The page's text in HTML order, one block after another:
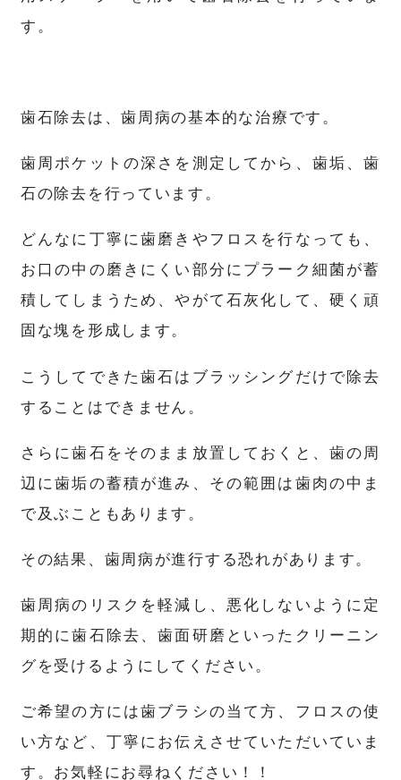
す。
歯石除去は、歯周病の基本的な治療です。
歯周ポケットの深さを測定してから、歯垢、歯
石の除去を行っています。
どんなに丁寧に歯磨きやフロスを行なっても、
お口の中の磨きにくい部分にプラーク細菌が蓄
積してしまうため、やがて石灰化して、硬く頑
固な塊を形成します。
こうしてできた歯石はブラッシングだけで除去
することはできません。
さらに歯石をそのまま放置しておくと、歯の周
辺に歯垢の蓄積が進み、その範囲は歯肉の中ま
で及ぶこともあります。
その結果、歯周病が進行する恐れがあります。
歯周病のリスクを軽減し、悪化しないように定
期的に歯石除去、歯面研磨といったクリーニン
グを受けるようにしてください。
ご希望の方には歯ブラシの当て方、フロスの使
い方など、丁寧にお伝えさせていただいていま
す。お気軽にお尋ねください！！